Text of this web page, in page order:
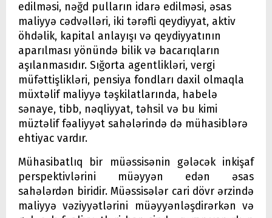
edilməsi, nəğd pulların idarə edilməsi, əsas
maliyyə cədvəlləri, iki tərəfli qeydiyyat, aktiv
öhdəlik, kapital anlayışı və qeydiyyatının
aparılması yönündə bilik və bacarıqların
aşılanmasıdır. Sığorta agentlikləri, vergi
müfəttişlikləri, pensiya fondları daxil olmaqla
müxtəlif maliyyə təşkilatlarında, habelə
sənaye, tibb, nəqliyyat, təhsil və bu kimi
müztəlif fəaliyyət sahələrində də mühasiblərə
ehtiyac vardır.
Mühasibatlıq bir müəssisənin gələcək inkişaf
perspektivlərini müəyyən edən əsas
sahələrdən biridir. Müəssisələr cari dövr ərzində
maliyyə vəziyyətlərini müəyyənləşdirərkən və